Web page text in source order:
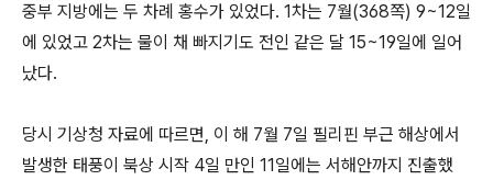
중부 지방에는 두 차례 홍수가 있었다. 1차는 7월(368쪽) 9~12일
에 있었고 2차는 물이 채 빠지기도 전인 같은 달 15~19일에 일어
났다.
당시 기상청 자료에 따르면, 이 해 7월 7일 필리핀 부근 해상에서
발생한 태풍이 북상 시작 4일 만인 11일에는 서해안까지 진출했